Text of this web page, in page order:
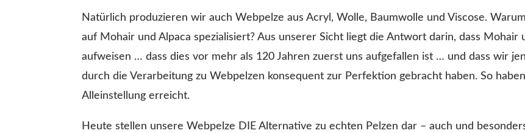
Natürlich produzieren wir auch Webpelze aus Acryl, Wolle, Baumwolle und Viscose.
auf Mohair und Alpaca spezialisiert? Aus unserer Sicht liegt die Antwort darin, dass Mohair
aufweisen … dass dies vor mehr als 120 Jahren zuerst uns aufgefallen ist … und dass wir
durch die Verarbeitung zu Webpelzen konsequent zur Perfektion gebracht haben. So
Alleinstellung erreicht.
Heute stellen unsere Webpelze DIE Alternative zu echten Pelzen dar – auch und